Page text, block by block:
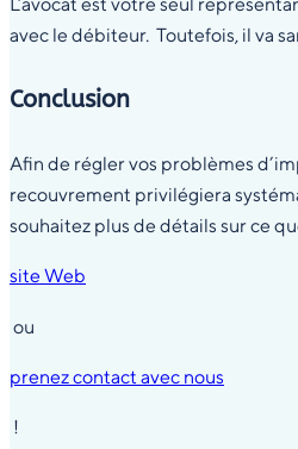
avec le débiteur. Toutefois, il va
Conclusion
Afin de régler vos problèmes
recouvrement privilégiera
souhaitez plus de détails sur ce
site Web
ou
prenez contact avec nous
!